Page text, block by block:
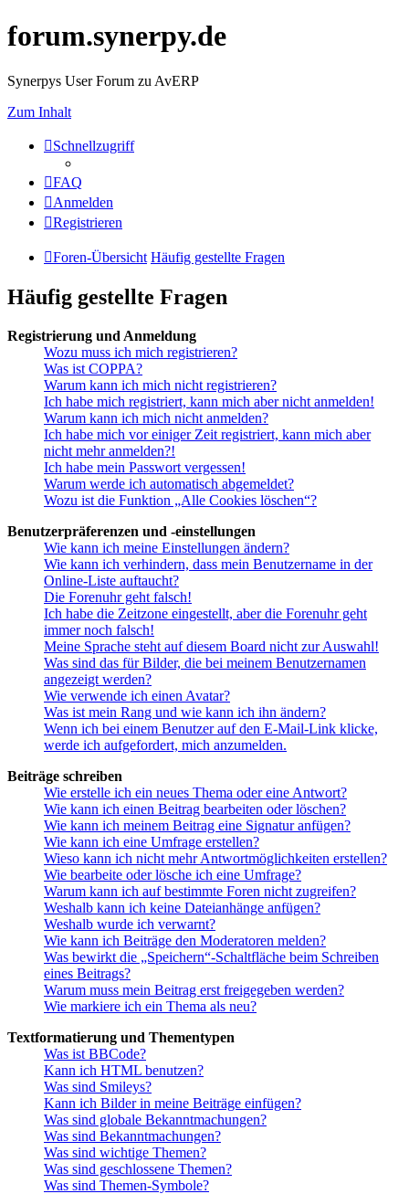
forum.synerpy.de
Synerpys User Forum zu AvERP
Zum Inhalt
Schnellzugriff
FAQ
Anmelden
Registrieren
Foren-Übersicht Häufig gestellte Fragen
Häufig gestellte Fragen
Registrierung und Anmeldung
Wozu muss ich mich registrieren?
Was ist COPPA?
Warum kann ich mich nicht registrieren?
Ich habe mich registriert, kann mich aber nicht anmelden!
Warum kann ich mich nicht anmelden?
Ich habe mich vor einiger Zeit registriert, kann mich aber
nicht mehr anmelden?!
Ich habe mein Passwort vergessen!
Warum werde ich automatisch abgemeldet?
Wozu ist die Funktion „Alle Cookies löschen“?
Benutzerpräferenzen und -einstellungen
Wie kann ich meine Einstellungen ändern?
Wie kann ich verhindern, dass mein Benutzername in der
Online-Liste auftaucht?
Die Forenuhr geht falsch!
Ich habe die Zeitzone eingestellt, aber die Forenuhr geht
immer noch falsch!
Meine Sprache steht auf diesem Board nicht zur Auswahl!
Was sind das für Bilder, die bei meinem Benutzernamen
angezeigt werden?
Wie verwende ich einen Avatar?
Was ist mein Rang und wie kann ich ihn ändern?
Wenn ich bei einem Benutzer auf den E-Mail-Link klicke,
werde ich aufgefordert, mich anzumelden.
Beiträge schreiben
Wie erstelle ich ein neues Thema oder eine Antwort?
Wie kann ich einen Beitrag bearbeiten oder löschen?
Wie kann ich meinem Beitrag eine Signatur anfügen?
Wie kann ich eine Umfrage erstellen?
Wieso kann ich nicht mehr Antwortmöglichkeiten erstellen?
Wie bearbeite oder lösche ich eine Umfrage?
Warum kann ich auf bestimmte Foren nicht zugreifen?
Weshalb kann ich keine Dateianhänge anfügen?
Weshalb wurde ich verwarnt?
Wie kann ich Beiträge den Moderatoren melden?
Was bewirkt die „Speichern“-Schaltfläche beim Schreiben
eines Beitrags?
Warum muss mein Beitrag erst freigegeben werden?
Wie markiere ich ein Thema als neu?
Textformatierung und Thementypen
Was ist BBCode?
Kann ich HTML benutzen?
Was sind Smileys?
Kann ich Bilder in meine Beiträge einfügen?
Was sind globale Bekanntmachungen?
Was sind Bekanntmachungen?
Was sind wichtige Themen?
Was sind geschlossene Themen?
Was sind Themen-Symbole?